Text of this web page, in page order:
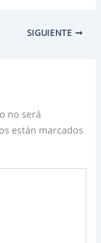
SIGUIENTE
no será
están marcados